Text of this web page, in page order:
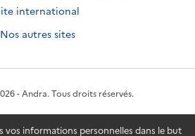
vos informations personnelles dans le but
international
Nos autres sites
- Andra. Tous droits réservés.